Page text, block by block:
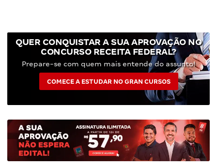
QUER CONQUISTAR A SUA APROVAÇÃO NO
CONCURSO RECEITA FEDERAL?
Prepare-se com quem mais entende do assunto!
COMECE A ESTUDAR NO GRAN CURSOS